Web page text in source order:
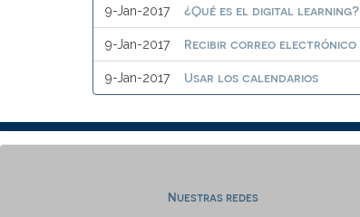
9-Jan-2017 ¿Qué es el digital learning?
9-Jan-2017 Recibir correo electrónico
9-Jan-2017 Usar los calendarios
Nuestras redes